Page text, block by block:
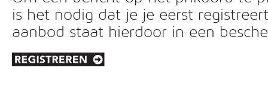
is het nodig dat je je eerst
aanbod staat hierdoor in een